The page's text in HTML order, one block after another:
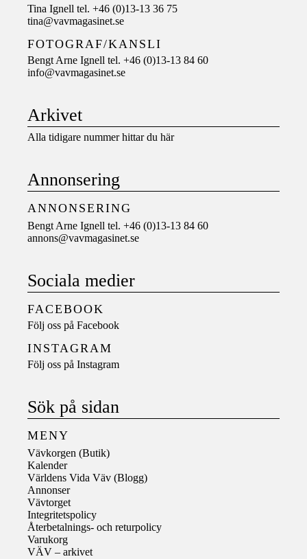
Tina Ignell tel. +46 (0)13-13 36 75
tina@vavmagasinet.se
FOTOGRAF/KANSLI
Bengt Arne Ignell tel. +46 (0)13-13 84 60
info@vavmagasinet.se
Arkivet
Alla tidigare nummer hittar du här
Annonsering
ANNONSERING
Bengt Arne Ignell tel. +46 (0)13-13 84 60
annons@vavmagasinet.se
Sociala medier
FACEBOOK
Följ oss på Facebook
INSTAGRAM
Följ oss på Instagram
Sök på sidan
MENY
Vävkorgen (Butik)
Kalender
Världens Vida Väv (Blogg)
Annonser
Vävtorget
Integritetspolicy
Återbetalnings- och returpolicy
Varukorg
VÄV – arkivet